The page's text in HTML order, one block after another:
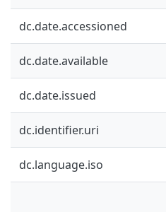
dc.date.accessioned
dc.date.available
dc.date.issued
dc.identifier.uri
dc.language.iso